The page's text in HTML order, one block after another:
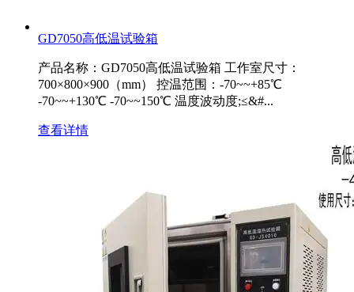
GD7050高低温试验箱
产品名称：GD7050高低温试验箱 工作室尺寸：
700×800×900（mm） 控温范围：-70~~+85℃
-70~~+130℃ -70~~150℃ 温度波动度;≤&#...
查看详情